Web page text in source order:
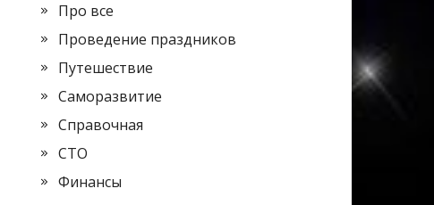
Про все
Проведение праздников
Путешествие
Саморазвитие
Справочная
СТО
Финансы